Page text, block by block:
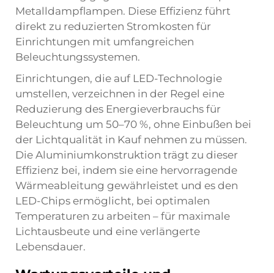
Metalldampflampen. Diese Effizienz führt
direkt zu reduzierten Stromkosten für
Einrichtungen mit umfangreichen
Beleuchtungssystemen.
Einrichtungen, die auf LED-Technologie
umstellen, verzeichnen in der Regel eine
Reduzierung des Energieverbrauchs für
Beleuchtung um 50–70 %, ohne Einbußen bei
der Lichtqualität in Kauf nehmen zu müssen.
Die Aluminiumkonstruktion trägt zu dieser
Effizienz bei, indem sie eine hervorragende
Wärmeableitung gewährleistet und es den
LED-Chips ermöglicht, bei optimalen
Temperaturen zu arbeiten – für maximale
Lichtausbeute und eine verlängerte
Lebensdauer.